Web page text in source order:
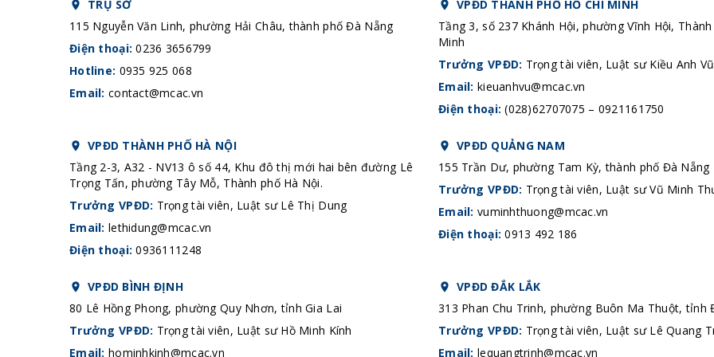
TRỤ SỞ
115 Nguyễn Văn Linh, phường Hải Châu, thành phố Đà Nẵng
Điện thoại:0236 3656799
Hotline: 0935 925 068
Email: contact@mcac.vn
VPĐD THÀNH PHỐ HỒ CHÍ MINH
Tầng 3, số 237 Khánh Hội, phường Vĩnh Hội,
Minh
Trưởng VPĐD: Trọng tài viên, Luật sư Kiều Anh Vũ
Email: kieuanhvu@mcac.vn
Điện thoại:(028)62707075 – 0921161750
VPĐD THÀNH PHỐ HÀ NỘI
Tầng 2-3, A32 - NV13 ô số 44, Khu đô thị mới hai bên đường Lê
Trọng Tấn, phường Tây Mỗ, Thành phố Hà Nội.
Trưởng VPĐD: Trọng tài viên, Luật sư Lê Thị Dung
Email: lethidung@mcac.vn
Điện thoại:0936111248
VPĐD QUẢNG NAM
155 Trần Dư, phường Tam Kỳ, thành phố Đà Nẵng
Trưởng VPĐD: Trọng tài viên, Luật sư Vũ Minh
Email: vuminhthuong@mcac.vn
Điện thoại:0913 492 186
VPĐD BÌNH ĐỊNH
80 Lê Hồng Phong, phường Quy Nhơn, tỉnh Gia Lai
Trưởng VPĐD: Trọng tài viên, Luật sư Hồ Minh Kính
Email: hominhkinh@mcac.vn
VPĐD ĐẮK LẮK
313 Phan Chu Trinh, phường Buôn Ma Thuột, tỉnh
Trưởng VPĐD: Trọng tài viên, Luật sư Lê Quang
Email: lequangtrinh@mcac.vn